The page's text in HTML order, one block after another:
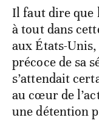
Il faut dire que
à tout dans
aux États-
précoce de sa
s’attendait
au cœur de
une détention